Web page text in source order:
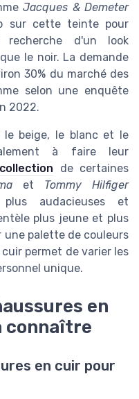
Jacques & Demeter
sur cette teinte pour
d'un look
le noir. La demande
30% du marché des
selon une enquête
2022.
le beige, le blanc et le
à faire leur
de certaines
et Tommy Hilfiger
audacieuses et
plus jeune et plus
une palette de couleurs
permet de varier les
unique.
en
connaître
en cuir pour